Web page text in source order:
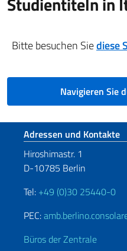
Bitte besuchen Siediese
Navigieren Sie
Fußbereich
Adressen und Kontakte
Hiroshimastr. 1
D-10785 Berlin
Tel: +49 (0)30 25440-0
PEC:
Büros der Zentrale